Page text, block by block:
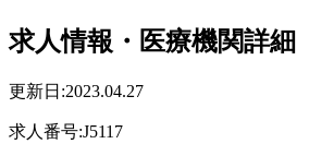
求人情報・医療機関詳細
更新日:2023.04.27
求人番号:J5117